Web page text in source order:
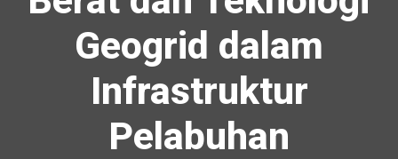
Geogrid dalam
Infrastruktur
Pelabuhan